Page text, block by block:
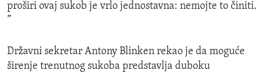
proširi ovaj sukob je vrlo jednostavna: nemojte to činiti.
”
Državni sekretar Antony Blinken rekao je da moguće
širenje trenutnog sukoba predstavlja duboku